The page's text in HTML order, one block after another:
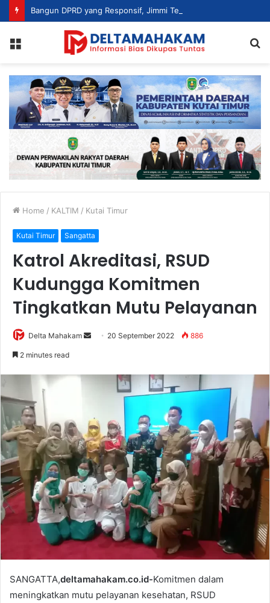
Home / KALTIM / Kutai Timur
Kutai Timur Sangatta
Katrol Akreditasi, RSUD
Kudungga Komitmen
Tingkatkan Mutu Pelayanan
Delta Mahakam
e
m
a
i
l
20 September 2022 886
2 minutes read
SANGATTA,deltamahakam.co.id-Komitmen dalam
meningkatkan mutu pelayanan kesehatan, RSUD